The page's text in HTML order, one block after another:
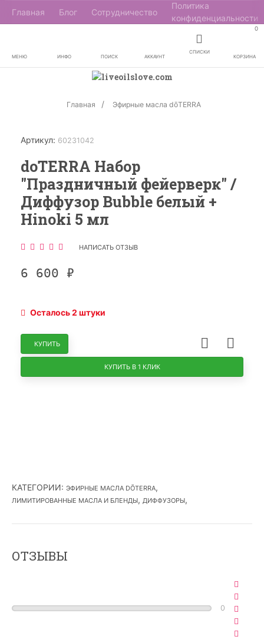
Главная Блог Сотрудничество
Политика
конфиденциальности
МЕНЮ ИНФО ПОИСК АККАУНТ
СПИСКИ
0
КОРЗИНА
Главная Эфирные масла dōTERRA
Артикул: 60231042
doTERRA Набор
"Праздничный фейерверк" /
Диффузор Bubble белый +
Hinoki 5 мл
НАПИСАТЬ ОТЗЫВ
6 600 ₽
Осталось 2 штуки
КУПИТЬ
КУПИТЬ В 1 КЛИК
КАТЕГОРИИ: ЭФИРНЫЕ МАСЛА DŌTERRA,
ЛИМИТИРОВАННЫЕ МАСЛА И БЛЕНДЫ, ДИФФУЗОРЫ,
ОТЗЫВЫ
0